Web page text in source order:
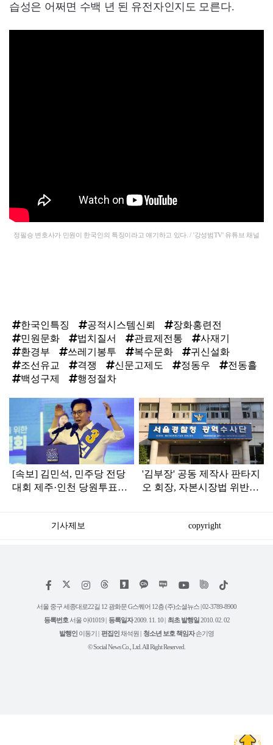
습성은 어쩌면 수백 년 된 유전자인지도 모른다.
정필승 변호사가 민원이 한국인의 특징이라고 얘기하고 있다. / '강성범TV' 유튜브 채널
한국인특징 공적시스템신뢰
장화홍련전
민원문화
법치질서 관료제전통
사재기
환경부
쓰레기봉투 복수문화
귀신설화
조선유교
격쟁 신문고제도 정동우
전동흘
백성구제
행정절차
인
[속보] 김민석, 민주당 전당
대회 제주·인천 당원투표서
'김부장' 공동 제작사 판타지
오 회장, 자본시장법 위반
기사제보 copyright
페
스
인
타
램
위
트
유
튜
틱
서울 중구 세종대로22길 12 광화문 G스퀘어 12층 (주)소셜뉴스 | 02-3789-8900
등록번호 서울 아01019 | 등록일자2009. 11. 10 | 최초 발행일2010. 02. 02
발행인 이동기 | 편집인채석원 | 청소년 보호 책임자손기영
© Social News Co., Ltd. All Right Reserved.